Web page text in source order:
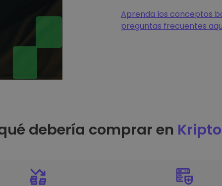
Aprenda los conceptos
preguntas frecuentes
debería comprar en